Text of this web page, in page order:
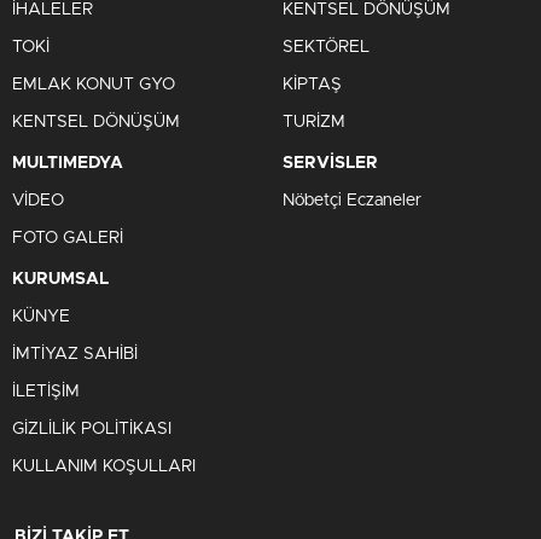
İHALELER
TOKİ
EMLAK KONUT GYO
KENTSEL DÖNÜŞÜM
KENTSEL DÖNÜŞÜM
SEKTÖREL
KİPTAŞ
TURİZM
MULTIMEDYA
VİDEO
FOTO GALERİ
SERVİSLER
Nöbetçi Eczaneler
KURUMSAL
KÜNYE
İMTİYAZ SAHİBİ
İLETİŞİM
GİZLİLİK POLİTİKASI
KULLANIM KOŞULLARI